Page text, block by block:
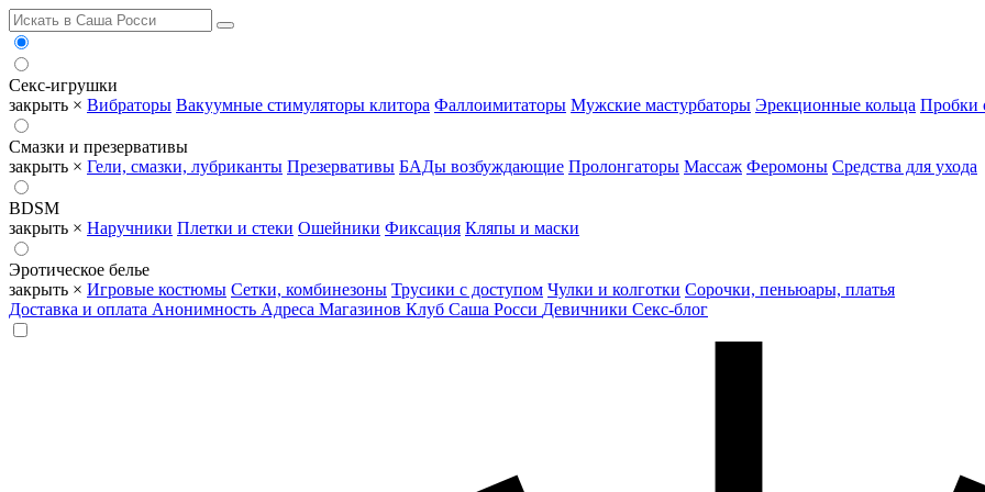
Секс-игрушки
закрыть × Вибраторы Вакуумные стимуляторы клитора Фаллоимитаторы Мужские мастурбаторы Эрекционные кольца Пробки
Смазки и презервативы
закрыть × Гели, смазки, лубриканты Презервативы БАДы возбуждающие Пролонгаторы Массаж Феромоны Средства для ухода
BDSM
закрыть × Наручники Плетки и стеки Ошейники Фиксация Кляпы и маски
Эротическое белье
закрыть × Игровые костюмы Сетки, комбинезоны Трусики с доступом Чулки и колготки Сорочки, пеньюары, платья
Доставка и оплата Анонимность Адреса Магазинов Клуб Саша Росси Девичники Секс-блог